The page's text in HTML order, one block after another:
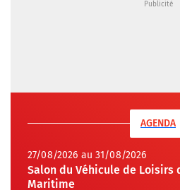
AGENDA
27/08/2026 au 31/08/2026
Salon du Véhicule de Loisirs
Maritime